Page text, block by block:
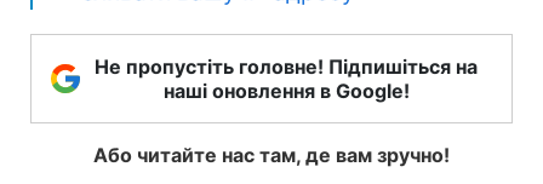
Не пропустіть головне! Підпишіться на
наші оновлення в Google!
Або читайте нас там, де вам зручно!